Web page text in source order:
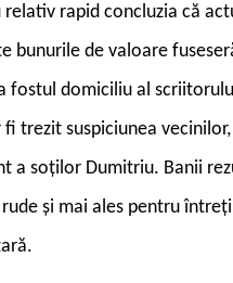
rapid concluzia că
bunurile de valoare
fostul domiciliu al
trezit suspiciunea
a soților Dumitriu. Banii
și mai ales pentru